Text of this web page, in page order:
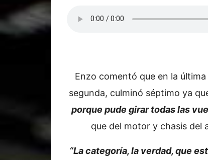
Enzo comentó que en la
segunda, culminó séptimo ya
porque pude girar todas las
que del motor y chasis del
“La categoría, la verdad, que